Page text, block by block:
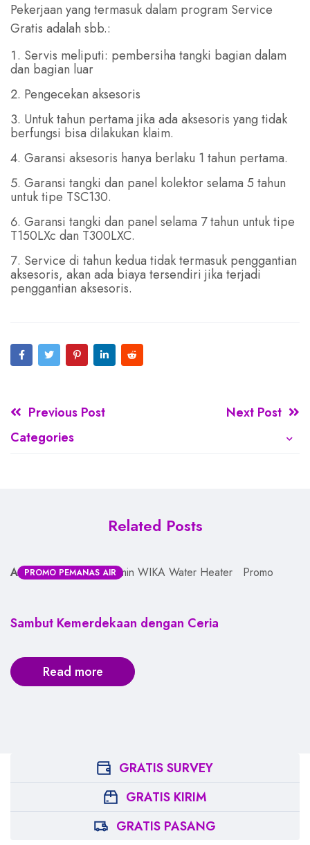
Pekerjaan yang termasuk dalam program Service
Gratis adalah sbb.:
Servis meliputi: pembersiha tangki bagian dalam
dan bagian luar
Pengecekan aksesoris
Untuk tahun pertama jika ada aksesoris yang tidak
berfungsi bisa dilakukan klaim.
Garansi aksesoris hanya berlaku 1 tahun pertama.
Garansi tangki dan panel kolektor selama 5 tahun
untuk tipe TSC130.
Garansi tangki dan panel selama 7 tahun untuk tipe
T150LXc dan T300LXC.
Service di tahun kedua tidak termasuk penggantian
aksesoris, akan ada biaya tersendiri jika terjadi
penggantian aksesoris.
Previous Post
Next Post
Categories
Related Posts
PROMO PEMANAS AIR
Sambut Kemerdekaan dengan Ceria
August 17, 2014 Admin WIKA Water Heater Promo
Read more
GRATIS SURVEY
GRATIS KIRIM
GRATIS PASANG